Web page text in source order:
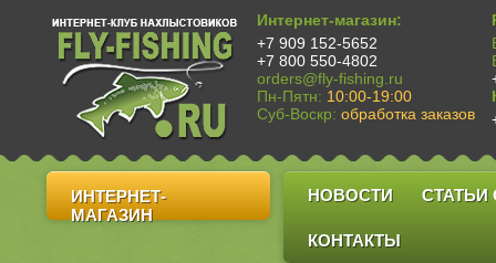
Интернет-магазин:
+7 909 152-5652
+7 800 550-4802
orders@fly-fishing.ru
Пн-Пятн: 10:00-19:00
Суб-Воскр: обработка заказов
ИНТЕРНЕТ-
МАГАЗИН
НОВОСТИ СТАТЬИ
КОНТАКТЫ